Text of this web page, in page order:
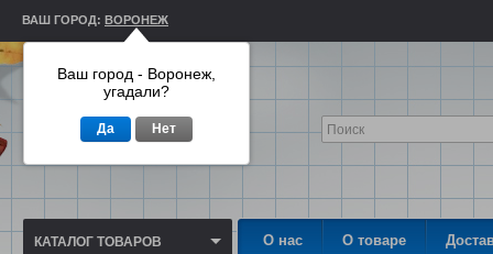
ВАШ ГОРОД: ВОРОНЕЖ
КАТАЛОГ ТОВАРОВ О нас О товаре
Ваш город - Воронеж,
угадали?
Да Нет